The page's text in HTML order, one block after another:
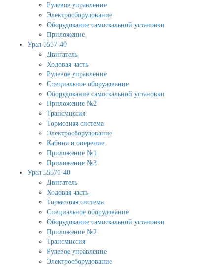
Рулевое управление
Электрооборудование
Оборудование самосвальной установки
Приложение
Урал 5557-40
Двигатель
Ходовая часть
Рулевое управление
Специальное оборудование
Оборудование самосвальной установки
Приложение №2
Трансмиссия
Тормозная система
Электрооборудование
Кабина и оперение
Приложение №1
Приложение №3
Урал 55571-40
Двигатель
Ходовая часть
Тормозная система
Специальное оборудование
Оборудование самосвальной установки
Приложение №2
Трансмиссия
Рулевое управление
Электрооборудование